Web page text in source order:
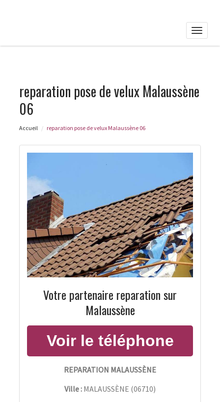
Toggle
reparation pose de velux Malaussène
06
Accueil reparation pose de velux Malaussène 06
Votre partenaire reparation sur
Malaussène
REPARATION MALAUSSÈNE
Ville : MALAUSSÈNE (06710)